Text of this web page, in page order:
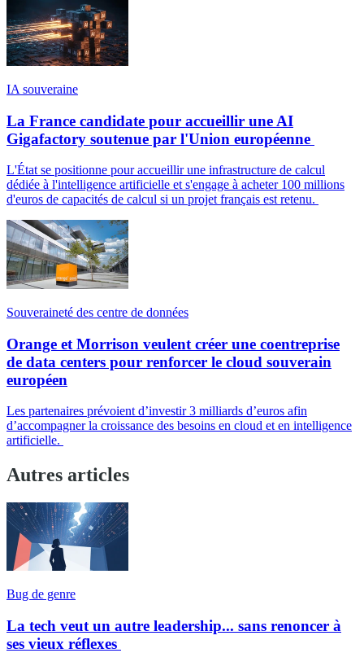
IA souveraine
La France candidate pour accueillir une AI
Gigafactory soutenue par l'Union européenne
L'État se positionne pour accueillir une infrastructure de calcul
dédiée à l'intelligence artificielle et s'engage à acheter 100 millions
d'euros de capacités de calcul si un projet français est retenu.
Souveraineté des centre de données
Orange et Morrison veulent créer une coentreprise
de data centers pour renforcer le cloud souverain
européen
Les partenaires prévoient d’investir 3 milliards d’euros afin
d’accompagner la croissance des besoins en cloud et en intelligence
artificielle.
Autres articles
Bug de genre
La tech veut un autre leadership... sans renoncer à
ses vieux réflexes